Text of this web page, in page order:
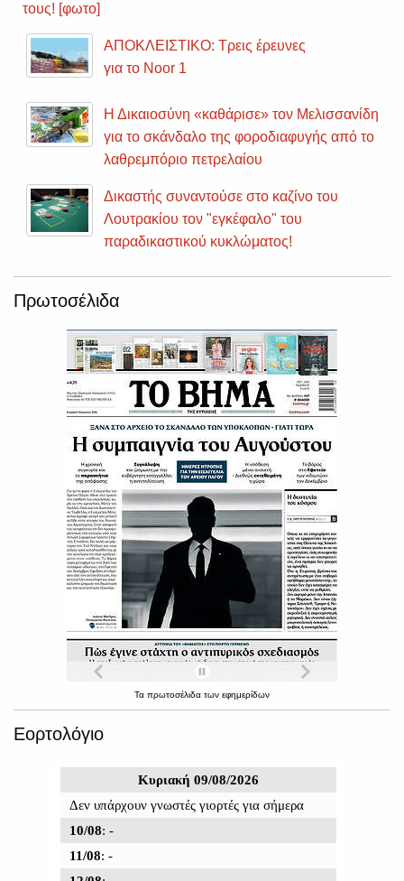
τους! [φωτο]
ΑΠΟΚΛΕΙΣΤΙΚΟ: Τρεις έρευνες
για το Noor 1
Η Δικαιοσύνη «καθάρισε» τον Μελισσανίδη
για το σκάνδαλο της φοροδιαφυγής από το
λαθρεμπόριο πετρελαίου
Δικαστής συναντούσε στο καζίνο του
Λουτρακίου τον "εγκέφαλο" του
παραδικαστικού κυκλώματος!
Πρωτοσέλιδα
Τα πρωτοσέλιδα των εφημερίδων
Εορτολόγιο